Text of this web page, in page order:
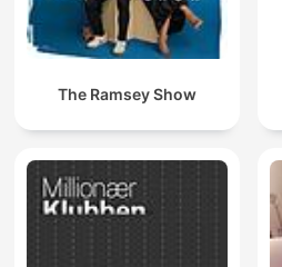
The Ramsey Show